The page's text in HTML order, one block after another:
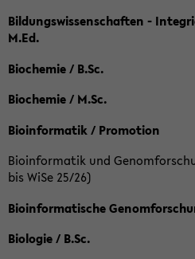
Bildungswissenschaften -
M.Ed.
Biochemie / B.Sc.
Biochemie / M.Sc.
Bioinformatik / Promotion
Bioinformatik und
bis WiSe 25/26)
Bioinformatische
Biologie / B.Sc.